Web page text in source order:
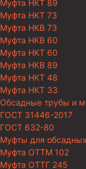
Муфта НКТ 89
Муфта НКТ 73
Муфта НКВ 73
Муфта НКВ 60
Муфта НКТ 60
Муфта НКВ 89
Муфта НКТ 48
Муфта НКТ 33
Обсадные трубы и
ГОСТ 31446-2017
ГОСТ 632-80
Муфты для
Муфта ОТТМ 102
Муфта ОТТГ 245